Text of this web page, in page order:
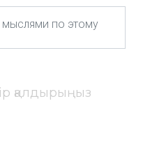
қалдырыңыз